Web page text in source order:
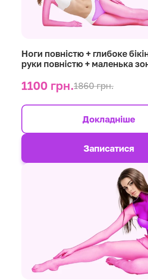
Ноги повністю + глибоке
руки повністю + маленька
1100 грн.1860 грн.
Докладніше
Записатися